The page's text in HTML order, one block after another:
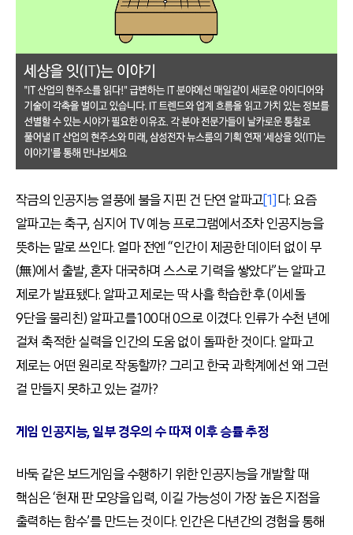
작금의 인공지능 열풍에 불을 지핀 건 단연 알파고[1]다. 요즘
알파고는 축구, 심지어 TV 예능 프로그램에서조차 인공지능을
뜻하는 말로 쓰인다. 얼마 전엔 “인간이 제공한 데이터 없이 무
(無)에서 출발, 혼자 대국하며 스스로 기력을 쌓았다”는 알파고
제로가 발표됐다. 알파고 제로는 딱 사흘 학습한 후 (이세돌
9단을 물리친) 알파고를 100대 0으로 이겼다. 인류가 수천 년에
걸쳐 축적한 실력을 인간의 도움 없이 돌파한 것이다. 알파고
제로는 어떤 원리로 작동할까? 그리고 한국 과학계에선 왜 그런
걸 만들지 못하고 있는 걸까?
게임 인공지능, 일부 경우의 수 따져 이후 승률 추정
바둑 같은 보드게임을 수행하기 위한 인공지능을 개발할 때
핵심은 ‘현재 판 모양을 입력, 이길 가능성이 가장 높은 지점을
출력하는 함수’를 만드는 것이다. 인간은 다년간의 경험을 통해